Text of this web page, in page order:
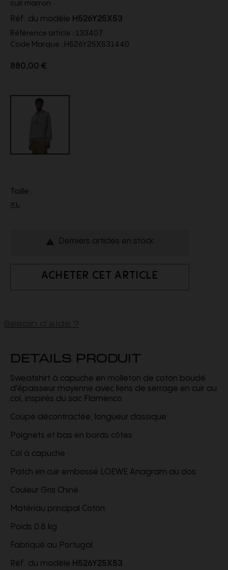
cuir marron
Réf. du modèle H526Y25X53
Référence article : 133407
Code Marque : H526Y25X531440
880,00 €
Taille :
XL
 Derniers articles en stock
ACHETER CET ARTICLE
DETAILS PRODUIT
Sweatshirt à capuche en molleton de coton bouclé
d'épaisseur moyenne avec liens de serrage en cuir au
col, inspirés du sac Flamenco.
Coupe décontractée, longueur classique
Poignets et bas en bords côtes
Col à capuche
Patch en cuir embossé LOEWE Anagram au dos
Couleur Gris Chiné
Matériau principal Coton
Poids 0.8 kg
Fabriqué au Portugal
Réf. du modèle H526Y25X53